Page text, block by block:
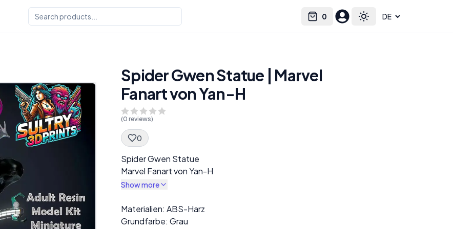
0
Cart Toggle theme
Select language
Spider Gwen Statue | Marvel
Fanart von Yan-H
(0 reviews)
0
Spec Description
Spider Gwen Statue
Marvel Fanart von Yan-H
Show more
Description
Materialien: ABS-Harz
Grundfarbe: Grau